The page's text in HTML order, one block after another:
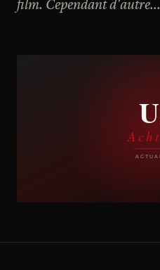
film. Cependant d'autre...